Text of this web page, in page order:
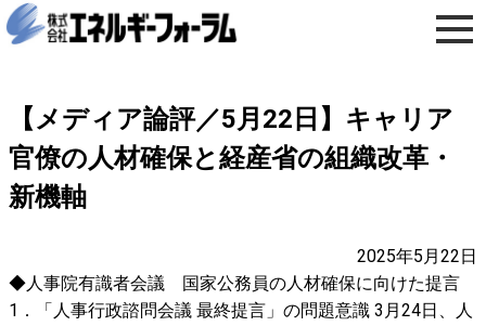
【メディア論評／5月22日】キャリア
官僚の人材確保と経産省の組織改革・
新機軸
2025年5月22日
◆人事院有識者会議 国家公務員の人材確保に向けた提言
1．「人事行政諮問会議 最終提言」の問題意識 3月24日、人